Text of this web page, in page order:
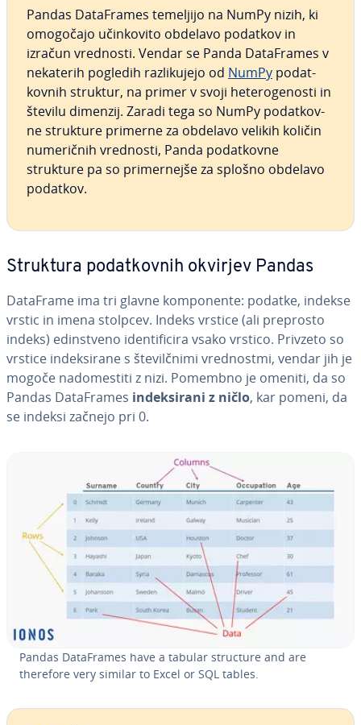
Pandas Da­ta­Fra­mes temeljijo na NumPy nizih, ki
omogočajo učin­ko­vi­to obdelavo podatkov in
izračun vrednosti. Vendar se Panda Da­ta­Fra­mes v
nekaterih pogledih raz­li­ku­je­jo od NumPy po­dat­
kov­nih struktur, na primer v svoji he­te­ro­ge­no­sti in
številu dimenzij. Zaradi tega so NumPy po­dat­kov­
ne strukture primerne za obdelavo velikih količin
nu­me­rič­nih vrednosti, Panda po­dat­kov­ne
strukture pa so pri­mer­nej­še za splošno obdelavo
podatkov.
Struktura po­dat­kov­nih okvirjev Pandas
DataFrame ima tri glavne kom­po­nen­te: podatke, indekse
vrstic in imena stolpcev. Indeks vrstice (ali preprosto
indeks) edin­stve­no iden­ti­fi­ci­ra vsako vrstico. Privzeto so
vrstice in­de­ksi­ra­ne s šte­vilč­ni­mi vre­dnost­mi, vendar jih je
mogoče na­do­me­sti­ti z nizi. Pomembno je omeniti, da so
Pandas Da­ta­Fra­mes in­de­ksi­ra­ni z ničlo, kar pomeni, da
se indeksi začnejo pri 0.
Pandas Da­ta­Fra­mes have a tabular structure and are
therefore very similar to Excel or SQL tables.